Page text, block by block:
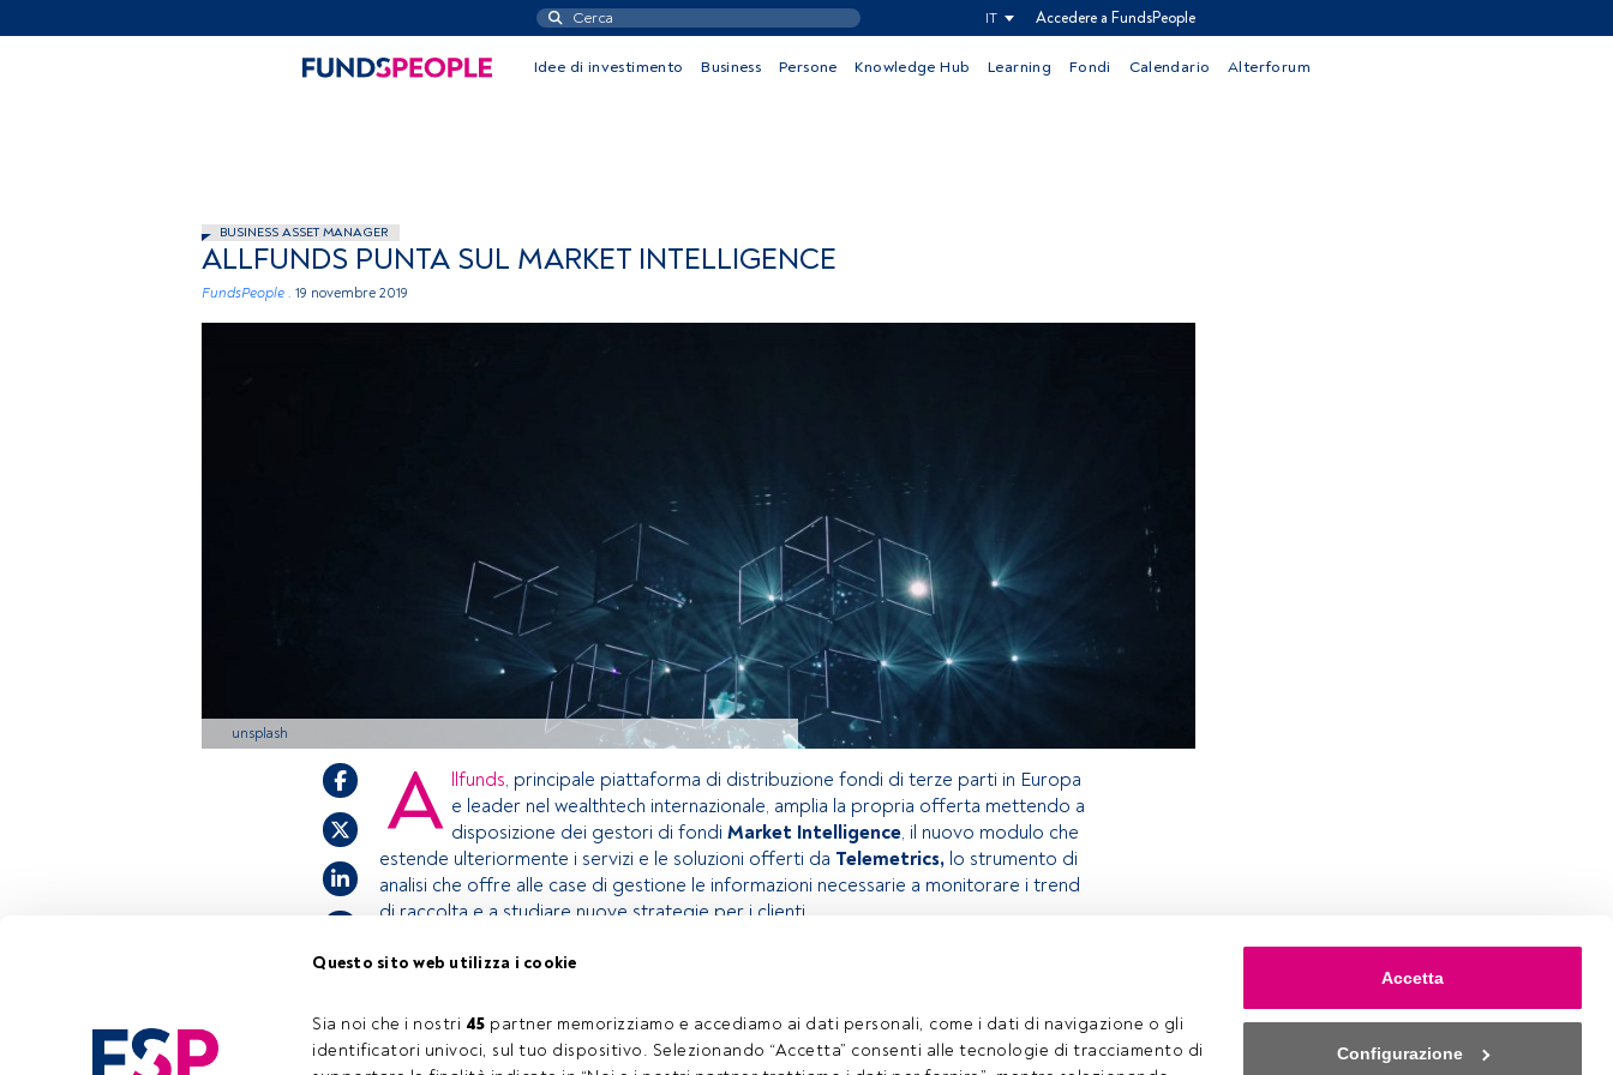
Questo sito web utilizza i cookie
Sia noi che i nostri 45 partner memorizziamo e accediamo ai dati personali, come i dati di navigazione o gli
identificatori univoci, sul tuo dispositivo. Selezionando “Accetta” consenti alle tecnologie di tracciamento di
Accetta
Configurazione
IT Accedere a FundsPeople
Idee di investimento Business Persone Knowledge Hub Learning Fondi Calendario Alterforum
BUSINESS ASSET MANAGER
ALLFUNDS PUNTA SUL MARKET INTELLIGENCE
FundsPeople . 19 novembre 2019
unsplash
Tempo di lettura:
A llfunds, principale piattaforma di distribuzione fondi di terze parti in Europa
e leader nel wealthtech internazionale, amplia la propria offerta mettendo a
disposizione dei gestori di fondi Market Intelligence, il nuovo modulo che
estende ulteriormente i servizi e le soluzioni offerti da Telemetrics, lo strumento di
analisi che offre alle case di gestione le informazioni necessarie a monitorare i trend
di raccolta e a studiare nuove strategie per i clienti.
accedi tramite il pulsante Login. Se non hai ancora un account, ti invitiamo a
registrarti per scoprire tutti i contenuti che FundsPeople ha da offrire.